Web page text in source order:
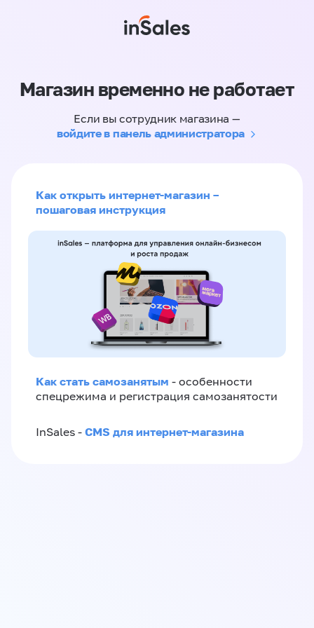
Магазин временно не работает
Если вы сотрудник магазина —
войдите в панель администратора
Как открыть интернет-магазин –
пошаговая инструкция
Как стать самозанятым - особенности
спецрежима и регистрация самозанятости
InSales - CMS для интернет-магазина